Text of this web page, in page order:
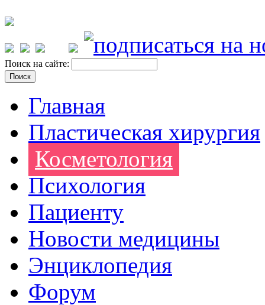
Поиск на сайте:
Главная
Пластическая хирургия
Косметология
Психология
Пациенту
Новости медицины
Энциклопедия
Форум